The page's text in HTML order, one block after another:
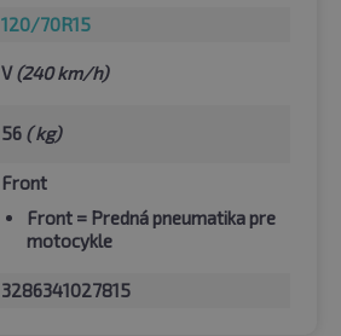
120/70R15
V(240 km/h)
56 ( kg)
Front
Front = Predná pneumatika pre
motocykle
3286341027815